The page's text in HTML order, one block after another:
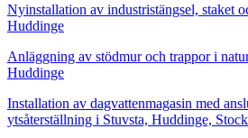
Nyinstallation av industristängsel, staket
Huddinge
Anläggning av stödmur och trappor i
Huddinge
Installation av dagvattenmagasin med
ytsåterställning i Stuvsta, Huddinge,